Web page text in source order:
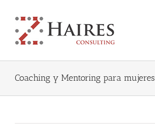
content
Coaching y Mentoring para mujeres